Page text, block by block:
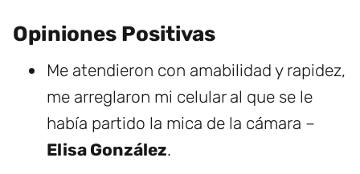
Opiniones Positivas
Me atendieron con amabilidad y rapidez,
me arreglaron mi celular al que se le
había partido la mica de la cámara –
Elisa González.